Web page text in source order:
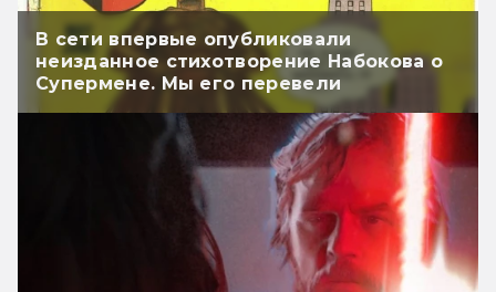
В сети впервые опубликовали
неизданное стихотворение Набокова о
Супермене. Мы его перевели